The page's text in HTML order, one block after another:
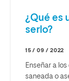
¿Qué es
serlo?
15 / 09 / 2022
Enseñar a
saneada o